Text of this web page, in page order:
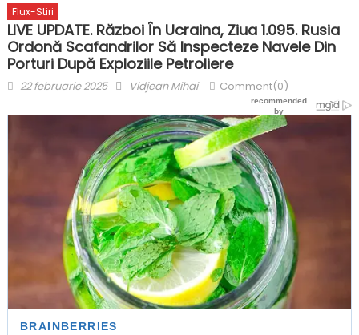
Flux-Stiri
LIVE UPDATE. Război În Ucraina, Ziua 1.095. Rusia
Ordonă Scafandrilor Să Inspecteze Navele Din
Porturi După Exploziile Petroliere
Posted
22 februarie 2025 Author
Vidjean Mihai Comment(0)